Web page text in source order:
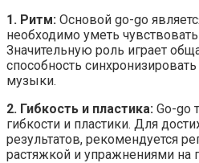
1. Ритм: Основой go-go
необходимо уметь
Значительную роль играет
способность
музыки.
2. Гибкость и пластика: Go-go
гибкости и пластики. Для
результатов, рекомендуется
растяжкой и упражнениями на